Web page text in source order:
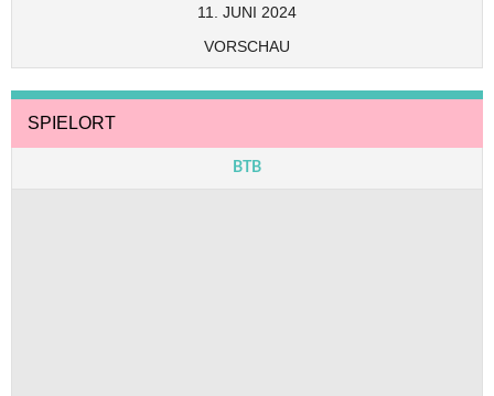
11. JUNI 2024
VORSCHAU
SPIELORT
BTB